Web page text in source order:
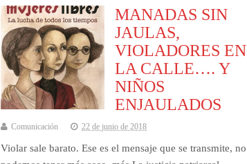
MANADAS SIN
JAULAS,
VIOLADORES EN
LA CALLE…. Y
NIÑOS
ENJAULADOS
Comunicación 22 de junio de 2018
Violar sale barato. Ese es el mensaje que se transmite, no